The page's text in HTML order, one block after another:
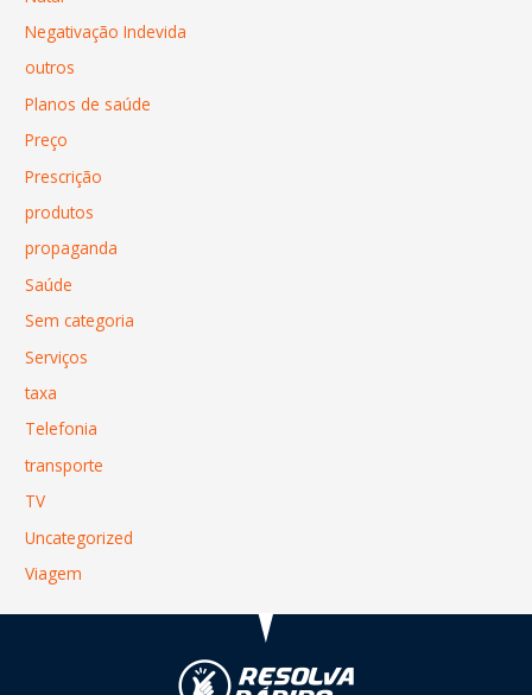
Negativação Indevida
outros
Planos de saúde
Preço
Prescrição
produtos
propaganda
Saúde
Sem categoria
Serviços
taxa
Telefonia
transporte
TV
Uncategorized
Viagem